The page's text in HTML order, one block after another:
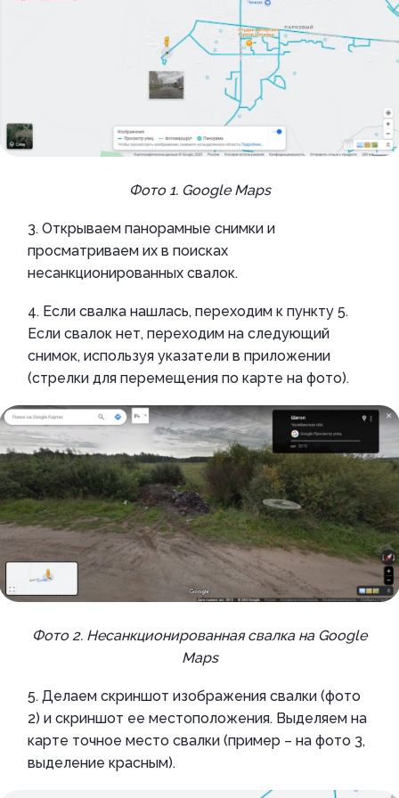
Фото 1. Google Maps
3. Открываем панорамные снимки и
просматриваем их в поисках
несанкционированных свалок.
4. Если свалка нашлась, переходим к пункту 5.
Если свалок нет, переходим на следующий
снимок, используя указатели в приложении
(стрелки для перемещения по карте на фото).
Фото 2. Несанкционированная свалка на Google
Maps
5. Делаем скриншот изображения свалки (фото
2) и скриншот ее местоположения. Выделяем на
карте точное место свалки (пример – на фото 3,
выделение красным).